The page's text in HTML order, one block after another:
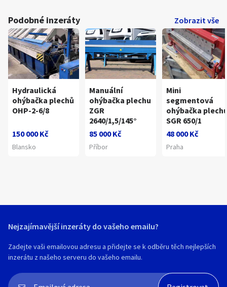
Podobné inzeráty Zobrazit vše
Hydraulická
ohýbačka plechů
OHP-2-6/8
150 000 Kč
Blansko
Manuální
ohýbačka plechu
ZGR
2640/1,5/145°
85 000 Kč
Příbor
Mini
segmentová
ohýbačka
SGR 650/1
48 000 Kč
Praha
Nejzajímavější inzeráty do vašeho emailu?
Zadejte vaši emailovou adresu a přidejte se k odběru těch nejlepších
inzerátu z našeho serveru do vašeho emailu.